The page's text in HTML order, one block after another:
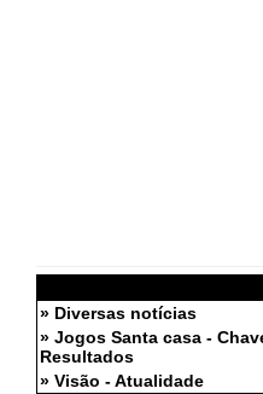
» Diversas notícias
» Jogos Santa casa -
Resultados
» Visão - Atualidade